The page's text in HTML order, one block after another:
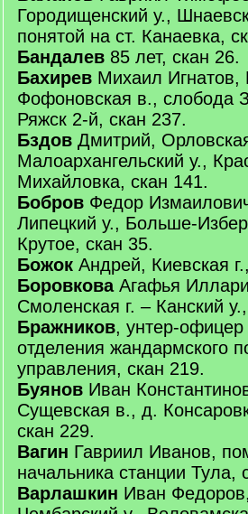
Городищенский у.,
понятой на ст. Канаевка,
Бандалев 85 лет, скан 26.
Бахирев Михаил Игнатов,
Фофоновская в., слобода
Ряжск 2-й, скан 237.
Бздов Дмитрий,
Малоархангельский у.,
Михайловка, скан 141.
Бобров Федор
Липецкий у., Больше-
Крутое, скан 35.
Божок Андрей, Киевская
БоровковаАгафья
Смоленская г. – Канский
Бражников, унтер-офицер
отделения жандармского
управления, скан 219.
Буянов Иван
Сущевская в., д.
скан 229.
Вагин Гавриил Иванов,
начальника станции Тула,
Варлашкин Иван